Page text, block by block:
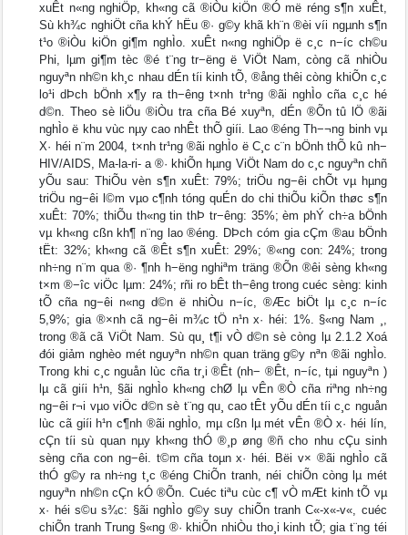
xuÊt n«ng nghiÖp, kh«ng cã ®iÒu kiÖn ®Ó më réng s¶n xuÊt,
Sù kh¾c nghiÖt cña khÝ hËu ®· g©y khã kh¨n ®èi víi ngµnh s¶n
t¹o ®iÒu kiÖn gi¶m nghÌo. xuÊt n«ng nghiÖp ë c¸c n−íc ch©u
Phi, lµm gi¶m tèc ®é t¨ng tr−ëng ë ViÖt Nam, còng cã nhiÒu
nguyªn nh©n kh¸c nhau dÉn tíi kinh tÕ, ®ång thêi còng khiÕn c¸c
lo¹i dÞch bÖnh x¶y ra th−êng t×nh tr¹ng ®ãi nghÌo cña c¸c hé
d©n. Theo sè liÖu ®iÒu tra cña Bé xuyªn, dÉn ®Õn tû lÖ ®ãi
nghÌo ë khu vùc nµy cao nhÊt thÕ giíi. Lao ®éng Th−¬ng binh vµ
X· héi n¨m 2004, t×nh tr¹ng ®ãi nghÌo ë C¸c c¨n bÖnh thÕ kû nh−
HIV/AIDS, Ma-la-ri- a ®· khiÕn hµng ViÖt Nam do c¸c nguyªn chñ
yÕu sau: ThiÕu vèn s¶n xuÊt: 79%; triÖu ng−êi chÕt vµ hµng
triÖu ng−êi l©m vµo c¶nh tóng quÉn do chi thiÕu kiÕn thøc s¶n
xuÊt: 70%; thiÕu th«ng tin thÞ tr−êng: 35%; èm phÝ ch÷a bÖnh
vµ kh«ng cßn kh¶ n¨ng lao ®éng. DÞch cóm gia cÇm ®au bÖnh
tËt: 32%; kh«ng cã ®Êt s¶n xuÊt: 29%; ®«ng con: 24%; trong
nh÷ng n¨m qua ®· ¶nh h−ëng nghiªm träng ®Õn ®êi sèng kh«ng
t×m ®−îc viÖc lµm: 24%; rñi ro bÊt th−êng trong cuéc sèng: kinh
tÕ cña ng−êi n«ng d©n ë nhiÒu n−íc, ®Æc biÖt lµ c¸c n−íc
5,9%; gia ®×nh cã ng−êi m¾c tÖ n¹n x· héi: 1%. §«ng Nam ¸,
trong ®ã cã ViÖt Nam. Sù qu¸ t¶i vÒ d©n sè còng lµ 2.1.2 Xoá
đói giảm nghèo mét nguyªn nh©n quan träng g©y nªn ®ãi nghÌo.
Trong khi c¸c nguån lùc cña tr¸i ®Êt (nh− ®Êt, n−íc, tµi nguyªn )
lµ cã giíi h¹n, §ãi nghÌo kh«ng chØ lµ vÊn ®Ò cña riªng nh÷ng
ng−êi r¬i vµo viÖc d©n sè t¨ng qu¸ cao tÊt yÕu dÉn tíi c¸c nguån
lùc cã giíi h¹n c¶nh ®ãi nghÌo, mµ cßn lµ mét vÊn ®Ò x· héi lín,
cÇn tíi sù quan nµy kh«ng thÓ ®¸p øng ®ñ cho nhu cÇu sinh
sèng cña con ng−êi. t©m cña toµn x· héi. Bëi v× ®ãi nghÌo cã
thÓ g©y ra nh÷ng t¸c ®éng ChiÕn tranh, néi chiÕn còng lµ mét
nguyªn nh©n cÇn kÓ ®Õn. Cuéc tiªu cùc c¶ vÒ mÆt kinh tÕ vµ
x· héi s©u s¾c: §ãi nghÌo g©y suy chiÕn tranh C«-x«-v«, cuéc
chiÕn tranh Trung §«ng ®· khiÕn nhiÒu tho¸i kinh tÕ; gia t¨ng téi